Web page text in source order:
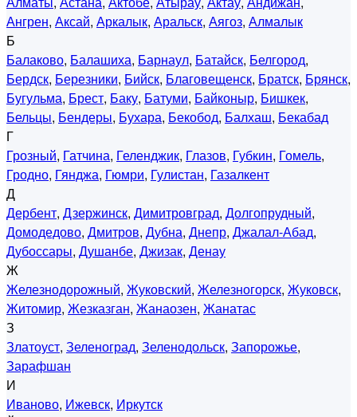
Ангрен, Аксай, Аркалык, Аральск, Аягоз, Алмалык
Б
Балаково, Балашиха, Барнаул, Батайск, Белгород,
Бердск, Березники, Бийск, Благовещенск, Братск, Брянск,
Бугульма, Брест, Баку, Батуми, Байконыр, Бишкек,
Бельцы, Бендеры, Бухара, Бекобод, Балхаш, Бекабад
Г
Грозный, Гатчина, Геленджик, Глазов, Губкин, Гомель,
Гродно, Гянджа, Гюмри, Гулистан, Газалкент
Д
Дербент, Дзержинск, Димитровград, Долгопрудный,
Домодедово, Дмитров, Дубна, Днепр, Джалал-Абад,
Дубоссары, Душанбе, Джизак, Денау
Ж
Железнодорожный, Жуковский, Железногорск, Жуковск,
Житомир, Жезказган, Жанаозен, Жанатас
З
Златоуст, Зеленоград, Зеленодольск, Запорожье,
Зарафшан
И
Иваново, Ижевск, Иркутск